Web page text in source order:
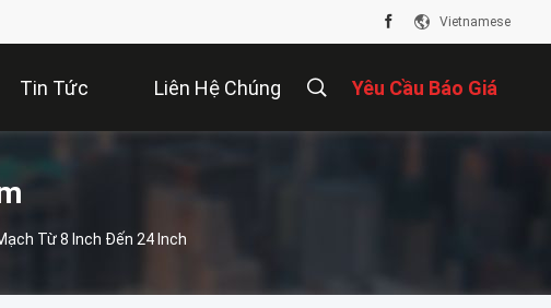
Vietnamese
Tin Tức Liên Hệ Chúng Yêu Cầu Báo Giá
Từ 8 Inch Đến 24 Inch